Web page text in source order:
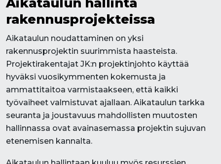
rakennusprojekteissa
Aikataulun noudattaminen on yksi
rakennusprojektin suurimmista haasteista.
Projektirakentajat JK:n projektinjohto käyttää
hyväksi vuosikymmenten kokemusta ja
ammattitaitoa varmistaakseen, että kaikki
työvaiheet valmistuvat ajallaan. Aikataulun tarkka
seuranta ja joustavuus mahdollisten muutosten
hallinnassa ovat avainasemassa projektin sujuvan
etenemisen kannalta.